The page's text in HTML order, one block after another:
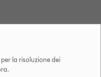
per la risoluzione dei